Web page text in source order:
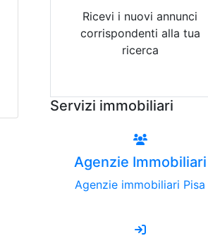
Ricevi i nuovi annunci
corrispondenti alla tua
ricerca
Servizi immobiliari
Agenzie Immobiliari
Agenzie immobiliari Pisa